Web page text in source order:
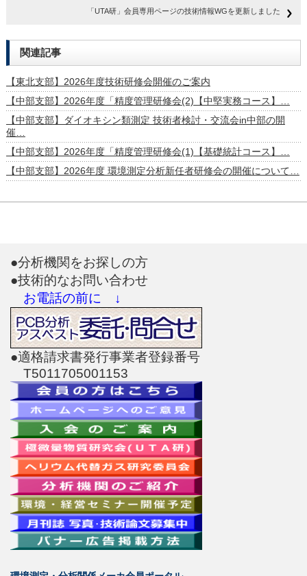
「UTA研」会員専用ページの技術情報WGを更新しました
関連記事
【東北支部】2026年度技術研修会開催のご案内
【中部支部】2026年度「精度管理研修会(2)【中堅実務コース】…
【中部支部】ダイオキシン類測定 技術者検討・交流会in中部の開
催…
【中部支部】2026年度「精度管理研修会(1)【基礎統計コース】…
【中部支部】2026年度 環境測定分析新任者研修会の開催について…
●分析機関をお探しの方
●技術的なお問い合わせ
お電話の前に ↓
●適格請求書発行事業者登録番号
T5011705001153